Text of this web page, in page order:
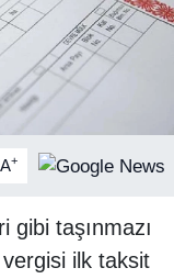
A+
taşınmazı
ilk taksit